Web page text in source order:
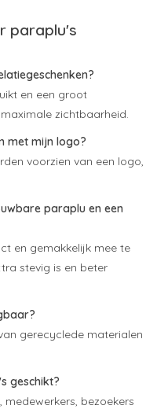
paraplu's
en een groot
zichtbaarheid.
met mijn logo?
voorzien van een logo,
paraplu en een
en gemakkelijk mee te
stevig is en beter
gerecyclede materialen
geschikt?
bezoekers